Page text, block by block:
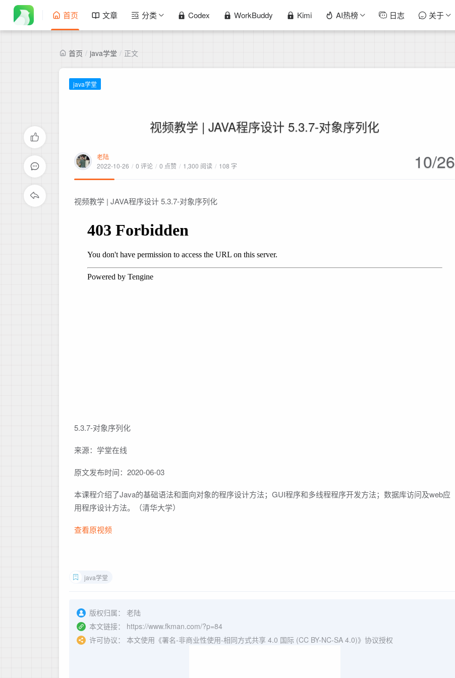
首页 文章 分类 Codex WorkBuddy Kimi AI热榜 日志 关于
首页 / java学堂 / 正文
java学堂
视频教学 | JAVA程序设计 5.3.7-对象序列化
老陆
2022-10-26 / 0 评论 / 0 点赞 / 1,300 阅读 / 108 字 10/26
视频教学 | JAVA程序设计 5.3.7-对象序列化
5.3.7-对象序列化
来源：学堂在线
原文发布时间：2020-06-03
本课程介绍了Java的基础语法和面向对象的程序设计方法；GUI程序和多线程程序开发方法；数据库访问及web应
用程序设计方法。（清华大学）
查看原视频
java学堂
版权归属：
老陆
本文链接：
https://www.fkman.com/?p=84
许可协议：
本文使用《署名-非商业性使用-相同方式共享 4.0 国际 (CC BY-NC-SA 4.0)》协议授权